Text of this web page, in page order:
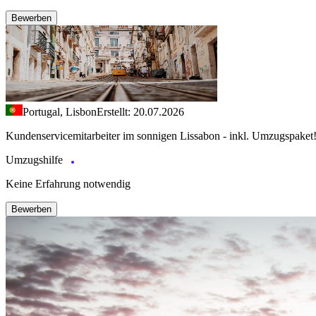
Bewerben
Portugal, LisbonErstellt: 20.07.2026
Kundenservicemitarbeiter im sonnigen Lissabon - inkl. Umzugspaket!
Umzugshilfe
Keine Erfahrung notwendig
Bewerben